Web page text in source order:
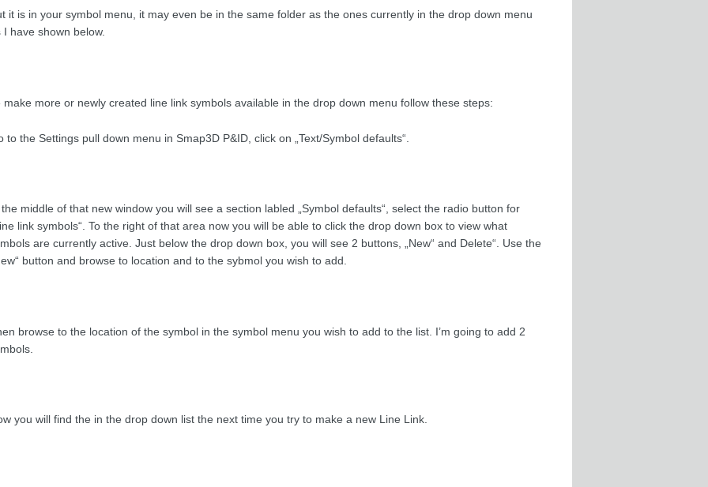
it is in your symbol menu, it may even be in the same folder as the ones currently in the drop down menu
I have shown below.
make more or newly created line link symbols available in the drop down menu follow these steps:
to the Settings pull down menu in Smap3D P&ID, click on „Text/Symbol defaults“.
the middle of that new window you will see a section labled „Symbol defaults“, select the radio button for
link symbols“. To the right of that area now you will be able to click the drop down box to view what
are currently active. Just below the drop down box, you will see 2 buttons, „New“ and Delete“. Use the
button and browse to location and to the sybmol you wish to add.
browse to the location of the symbol in the symbol menu you wish to add to the list. I’m going to add 2
you will find the in the drop down list the next time you try to make a new Line Link.